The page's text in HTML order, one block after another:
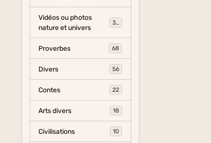
Vidéos ou photos
nature et univers
325
Proverbes 68
Divers 56
Contes 22
Arts divers 18
Civilisations 10